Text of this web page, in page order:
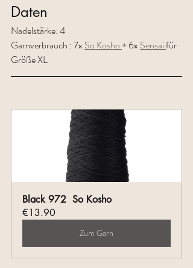
Daten
Nadelstärke: 4
Garnverbrauch : 7x So Kosho + 6x Sensai für
Größe XL
Black 972  So Kosho
€13.90
Zum Garn